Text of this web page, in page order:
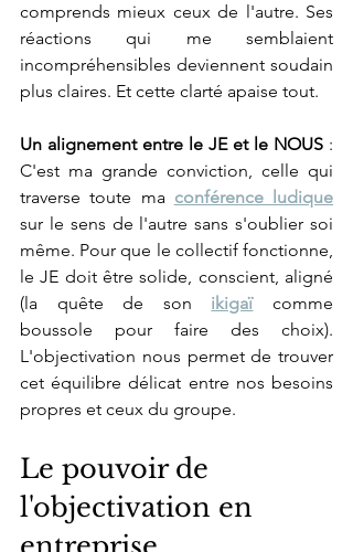
comprends mieux ceux de l'autre. Ses
réactions qui me semblaient
incompréhensibles deviennent soudain
plus claires. Et cette clarté apaise tout.
Un alignement entre le JE et le NOUS :
C'est ma grande conviction, celle qui
traverse toute ma conférence ludique
sur le sens de l'autre sans s'oublier soi
même. Pour que le collectif fonctionne,
le JE doit être solide, conscient, aligné
(la quête de son ikigaï comme
boussole pour faire des choix).
L'objectivation nous permet de trouver
cet équilibre délicat entre nos besoins
propres et ceux du groupe.
Le pouvoir de
l'objectivation en